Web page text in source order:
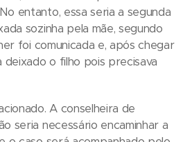
entanto, essa seria a segunda
sozinha pela mãe, segundo
foi comunicada e, após chegar
deixado o filho pois precisava
A conselheira de
seria necessário encaminhar a